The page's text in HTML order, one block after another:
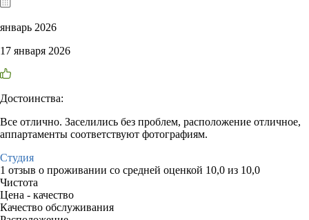
январь 2026
17 января 2026
Достоинства:
Все отлично. Заселились без проблем, расположение отличное,
аппартаменты соответствуют фотографиям.
Студия
1 отзыв о проживании со средней оценкой 10,0 из 10,0
Чистота
Цена - качество
Качество обслуживания